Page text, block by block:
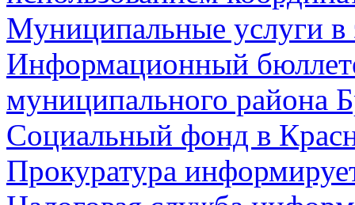
Муниципальные услуги в
Информационный
муниципального района
Социальный фонд в
Прокуратура